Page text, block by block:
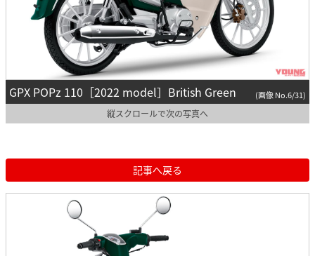
GPX POPz 110［2022 model］British Green (画像 No.6/31)
縦スクロールで次の写真へ
記事へ戻る